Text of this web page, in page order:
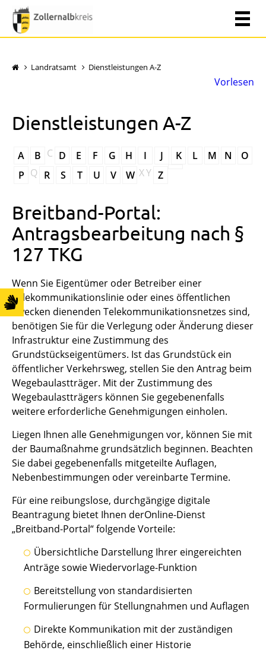
Landratsamt Dienstleistungen A-Z
Vorlesen
Dienstleistungen A-Z
A B C D E F G H I J K L M N
O
P Q R S T U V W XY Z
Breitband-Portal:
Antragsbearbeitung nach §
127 TKG
Wenn Sie Eigentümer oder Betreiber einer
Telekommunikationslinie oder eines öffentlichen
Zwecken dienenden Telekommunikationsnetzes sind,
benötigen Sie für die Verlegung oder Änderung dieser
Infrastruktur eine Zustimmung des
Grundstückseigentümers. Ist das Grundstück ein
öffentlicher Verkehrsweg, stellen Sie den Antrag beim
Wegebaulastträger. Mit der Zustimmung des
Wegebaulastträgers können Sie gegebenenfalls
weitere erforderliche Genehmigungen einholen.
Liegen Ihnen alle Genehmigungen vor, können Sie mit
der Baumaßnahme grundsätzlich beginnen. Beachten
Sie dabei gegebenenfalls mitgeteilte Auflagen,
Nebenbestimmungen oder vereinbarte Termine.
Für eine reibungslose, durchgängige digitale
Beantragung bietet Ihnen derOnline-Dienst
„Breitband-Portal“ folgende Vorteile:
Übersichtliche Darstellung Ihrer eingereichten
Anträge sowie Wiedervorlage-Funktion
Bereitstellung von standardisierten
Formulierungen für Stellungnahmen und Auflagen
Direkte Kommunikation mit der zuständigen
Behörde, einschließlich einer Historie